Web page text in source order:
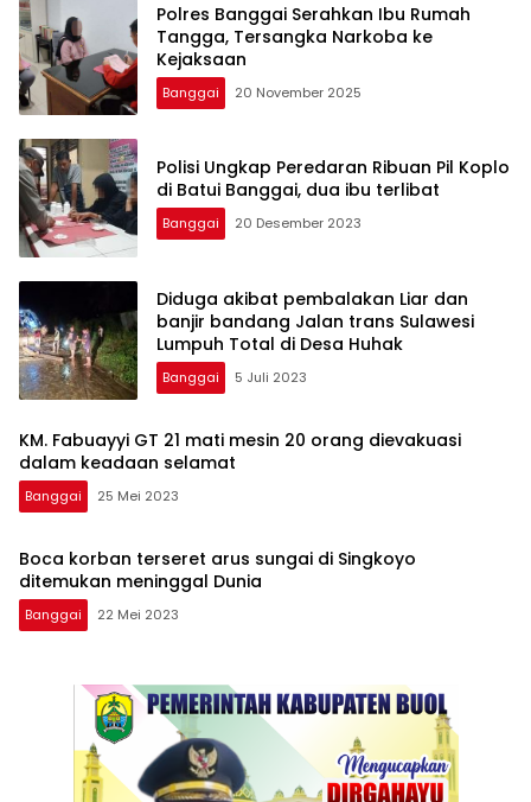
Polres Banggai Serahkan Ibu Rumah
Tangga, Tersangka Narkoba ke
Kejaksaan
Banggai 20 November 2025
Polisi Ungkap Peredaran Ribuan Pil Koplo
di Batui Banggai, dua ibu terlibat
Banggai 20 Desember 2023
Diduga akibat pembalakan Liar dan
banjir bandang Jalan trans Sulawesi
Lumpuh Total di Desa Huhak
Banggai 5 Juli 2023
KM. Fabuayyi GT 21 mati mesin 20 orang dievakuasi
dalam keadaan selamat
Banggai 25 Mei 2023
Boca korban terseret arus sungai di Singkoyo
ditemukan meninggal Dunia
Banggai 22 Mei 2023